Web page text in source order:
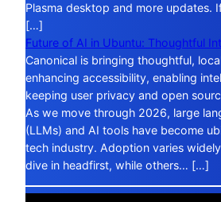
Plasma desktop and more updates.
[…]
Future of AI in Ubuntu: Thoughtful
Canonical is bringing thoughtful,
enhancing accessibility, enabling
keeping user privacy and open
As we move through 2026, large
(LLMs) and AI tools have become
tech industry. Adoption varies
dive in headfirst, while others… […]